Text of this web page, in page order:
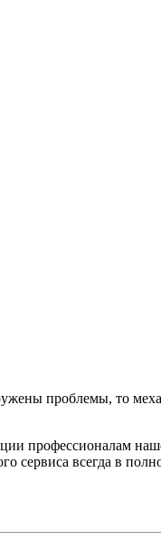
проблемы, то
профессионалам
сервиса всегда в